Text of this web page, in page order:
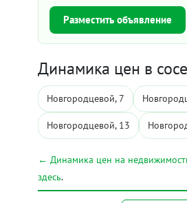
Разместить объявление
Динамика цен в
Новгородцевой, 7
Новгородцевой, 13
← Динамика цен на
здесь.